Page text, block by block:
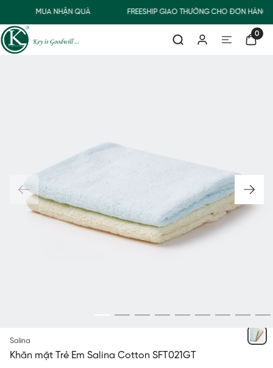
MUA NHẬN QUÀ FREESHIP GIAO THƯỜNG CHO ĐƠN HÀNG
0
Salina
Khăn mặt Trẻ Em Salina Cotton SFT021GT